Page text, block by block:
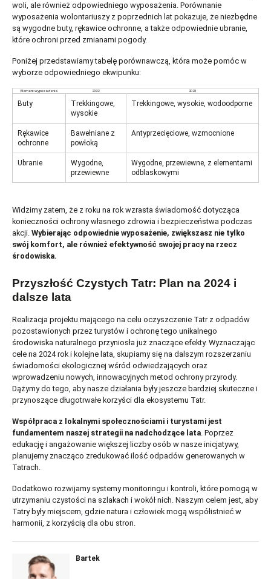
woli, ale również odpowiedniego wyposażenia. Porównanie
wyposażenia wolontariuszy z poprzednich lat pokazuje, że niezbędne
są wygodne buty, rękawice ochronne, a także odpowiednie ubranie,
które ochroni przed zmianami pogody.
Poniżej przedstawiamy tabelę porównawczą, która może pomóc w
wyborze odpowiedniego ekwipunku:
Element wyposażenia 2022 2023
Buty
Trekkingowe,
wysokie
Trekkingowe, wysokie, wodoodporne
Rękawice
ochronne
Bawełniane z
powłoką
Antyprzecięciowe, wzmocnione
Ubranie
Wygodne,
przewiewne
Wygodne, przewiewne, z elementami
odblaskowymi
Widzimy zatem, że z roku na rok wzrasta świadomość dotycząca
konieczności ochrony własnego zdrowia i bezpieczeństwa podczas
akcji. Wybierając odpowiednie wyposażenie, zwiększasz nie tylko
swój komfort, ale również efektywność swojej pracy na rzecz
środowiska.
Przyszłość Czystych Tatr: Plan na 2024 i
dalsze lata
Realizacja projektu mającego na celu oczyszczenie Tatr z odpadów
pozostawionych przez turystów i ochronę tego unikalnego
środowiska naturalnego przyniosła już znaczące efekty. Wyznaczając
cele na 2024 rok i kolejne lata, skupiamy się na dalszym rozszerzaniu
świadomości ekologicznej wśród odwiedzających oraz
wprowadzeniu nowych, innowacyjnych metod ochrony przyrody.
Dążymy do tego, aby nasze działania były jeszcze bardziej skuteczne i
przynoszące długotrwałe korzyści dla ekosystemu Tatr.
Współpraca z lokalnymi społecznościami i turystami jest
fundamentem naszej strategii na nadchodzące lata. Poprzez
edukację i angażowanie większej liczby osób w nasze inicjatywy,
planujemy znacząco zredukować ilość odpadów generowanych w
Tatrach.
Dodatkowo rozwijamy systemy monitoringu i kontroli, które pomogą w
utrzymaniu czystości na szlakach i wokół nich. Naszym celem jest, aby
Tatry były miejscem, gdzie natura i człowiek mogą współistnieć w
harmonii, z korzyścią dla obu stron.
Bartek